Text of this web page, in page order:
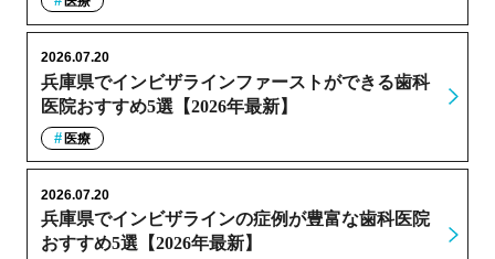
兵庫県でインビザラインファーストができる歯科
医院おすすめ5選【2026年最新】
2026.07.20
医療
兵庫県でインビザラインの症例が豊富な歯科医院
おすすめ5選【2026年最新】
2026.07.20